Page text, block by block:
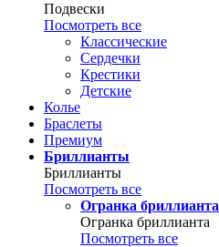
Подвески
Посмотреть все
Классические
Сердечки
Крестики
Детские
Колье
Браслеты
Премиум
Бриллианты
Бриллианты
Посмотреть все
Огранка бриллианта
Огранка бриллианта
Посмотреть все